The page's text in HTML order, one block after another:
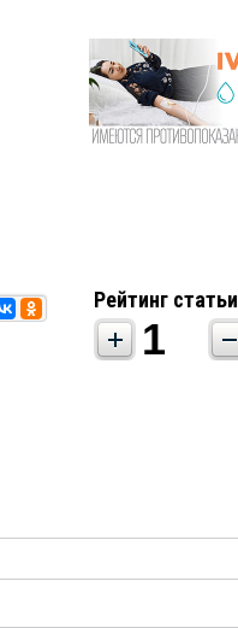
Рейтинг статьи
1